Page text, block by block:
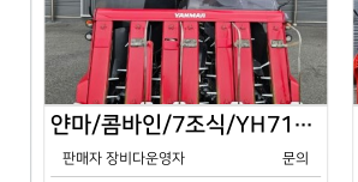
얀마/콤바인/7조식/YH7140/2024년식
판매자 장비다운영자 문의